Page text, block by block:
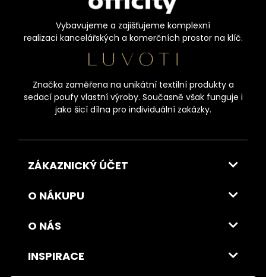
Vybavujeme a zajišťujeme komplexní
realizaci kancelářských a komerčních prostor na klíč.
Značka zaměřena na unikátní textilní produkty a
sedací poufy vlastní výroby. Současně však funguje i
jako šicí dílna pro individuální zakázky.
ZÁKAZNICKÝ ÚČET
O NÁKUPU
O NÁS
INSPIRACE